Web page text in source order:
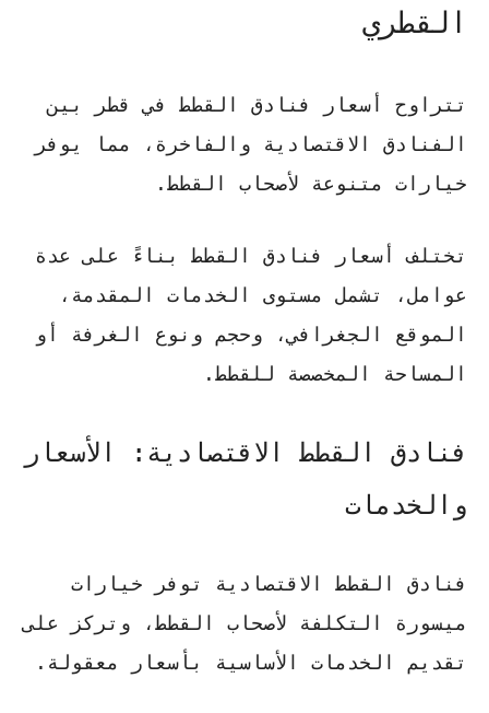
القطري
تتراوح أسعار فنادق القطط في قطر بين
الفنادق الاقتصادية والفاخرة، مما يوفر
خيارات متنوعة لأصحاب القطط.
تختلف أسعار فنادق القطط بناءً على عدة
عوامل، تشمل مستوى الخدمات المقدمة،
الموقع الجغرافي، وحجم ونوع الغرفة أو
المساحة المخصصة للقطط.
فنادق القطط الاقتصادية: الأسعار
والخدمات
فنادق القطط الاقتصادية توفر خيارات
ميسورة التكلفة لأصحاب القطط، وتركز على
تقديم الخدمات الأساسية بأسعار معقولة.